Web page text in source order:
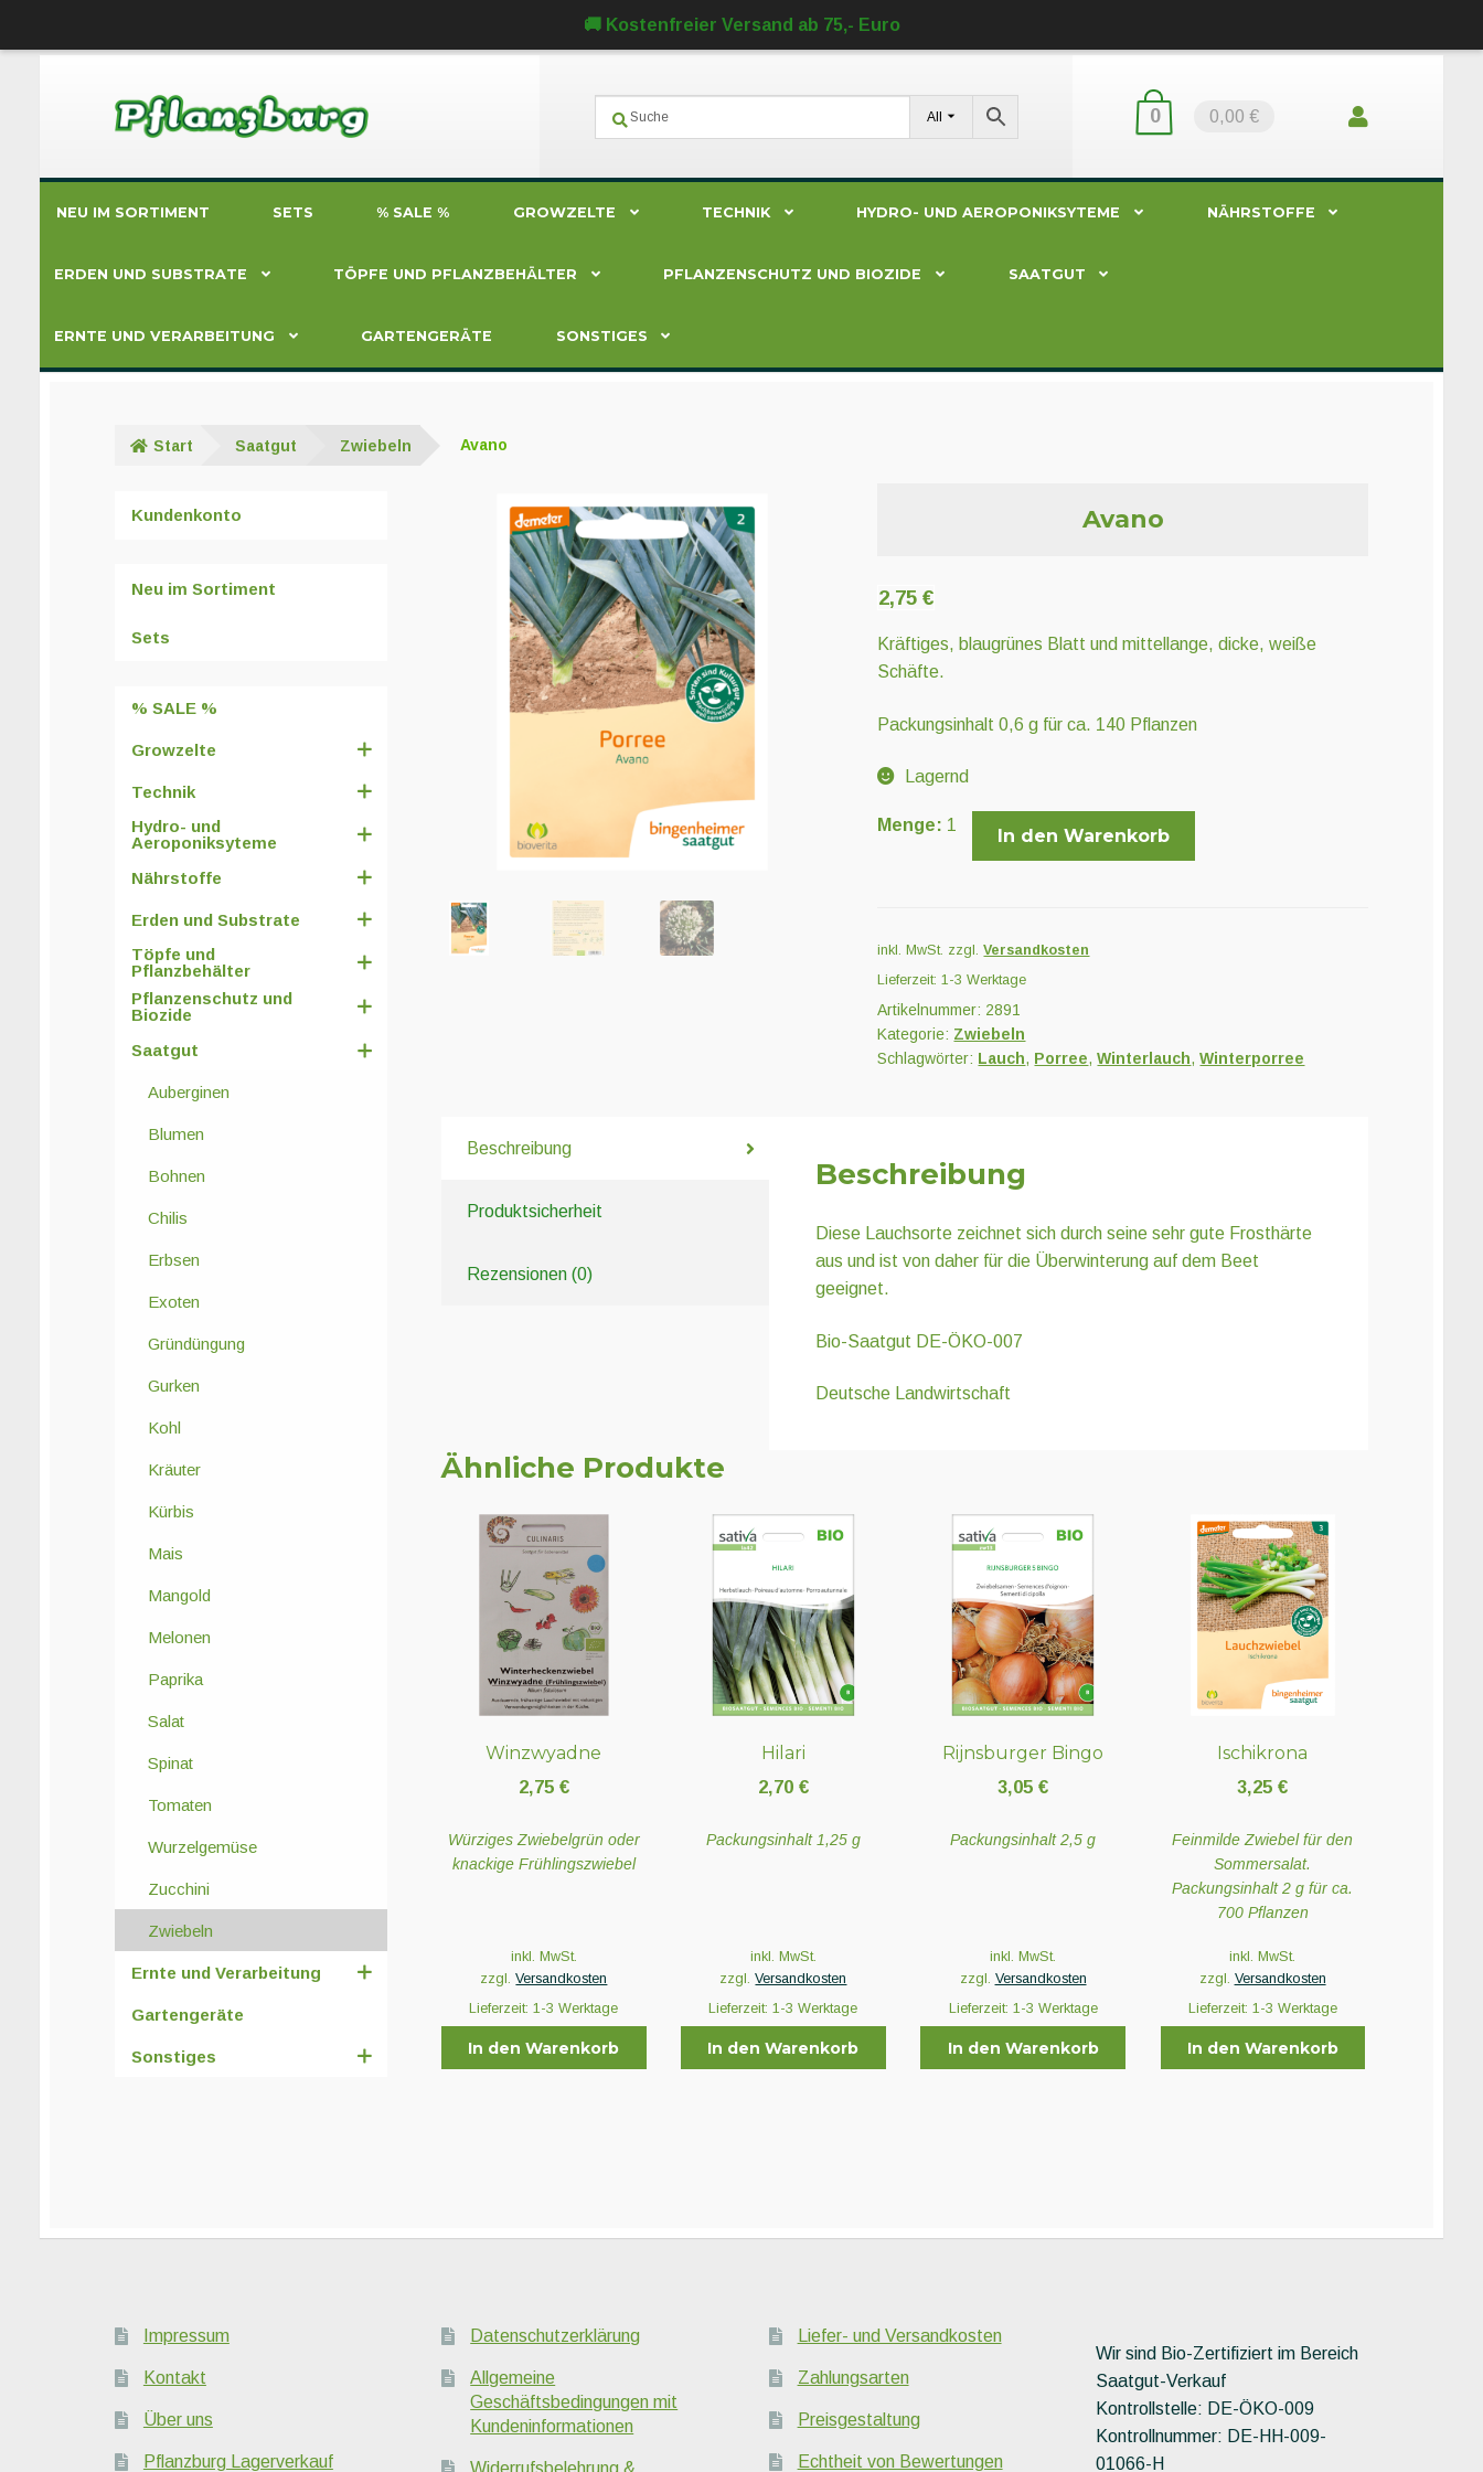
🚚 Kostenfreier Versand ab 75,- Euro
Navigation
All 0 0,00 €
NEU IM SORTIMENT SETS % SALE % GROWZELTE TECHNIK HYDRO- UND AEROPONIKSYTEME NÄHRSTOFFE
ERDEN UND SUBSTRATE TÖPFE UND PFLANZBEHÄLTER PFLANZENSCHUTZ UND BIOZIDE SAATGUT
ERNTE UND VERARBEITUNG GARTENGERÄTE SONSTIGES
Start Saatgut Zwiebeln Avano
Avano
2,75€
Kräftiges, blaugrünes Blatt und mittellange, dicke, weiße
Schäfte.
Packungsinhalt 0,6 g für ca. 140 Pflanzen
Lagernd
Avano
Menge: 1
In den Warenkorb
inkl. MwSt. zzgl.Versandkosten
Lieferzeit:1-3 Werktage
Artikelnummer: 2891
Kategorie: Zwiebeln
Schlagwörter: Lauch, Porree,Winterlauch,Winterporree
Beschreibung
Produktsicherheit
Rezensionen (0)
Beschreibung
Diese Lauchsorte zeichnet sich durch seine sehr gute Frosthärte
aus und ist von daher für die Überwinterung auf dem Beet
geeignet.
Bio-Saatgut DE-ÖKO-007
Deutsche Landwirtschaft
Ähnliche Produkte
Winzwyadne
2,75 €
Würziges Zwiebelgrün oder
knackige Frühlingszwiebel
inkl. MwSt.
zzgl.Versandkosten
Lieferzeit: 1-3 Werktage
In den Warenkorb
Hilari
2,70 €
Packungsinhalt 1,25 g
inkl. MwSt.
zzgl.Versandkosten
Lieferzeit: 1-3 Werktage
In den Warenkorb
Rijnsburger Bingo
3,05€
Packungsinhalt 2,5 g
inkl. MwSt.
zzgl. Versandkosten
Lieferzeit: 1-3 Werktage
In den Warenkorb
Ischikrona
3,25€
Feinmilde Zwiebel für den
Sommersalat.
Packungsinhalt 2 g für ca.
700 Pflanzen
inkl. MwSt.
zzgl. Versandkosten
Lieferzeit: 1-3 Werktage
In den Warenkorb
Kundenkonto
Neu im Sortiment
Sets
% SALE %
Growzelte
Technik
Hydro- und
Aeroponiksyteme
Nährstoffe
Erden und Substrate
Töpfe und
Pflanzbehälter
Pflanzenschutz und
Biozide
Saatgut
Auberginen
Blumen
Bohnen
Chilis
Erbsen
Exoten
Gründüngung
Gurken
Kohl
Kräuter
Kürbis
Mais
Mangold
Melonen
Paprika
Salat
Spinat
Tomaten
Wurzelgemüse
Zucchini
Zwiebeln
Ernte und Verarbeitung
Gartengeräte
Sonstiges
Impressum
Kontakt
Über uns
Pflanzburg Lagerverkauf
Datenschutzerklärung
Allgemeine
Geschäftsbedingungen mit
Kundeninformationen
Widerrufsbelehrung &
Liefer- und Versandkosten
Zahlungsarten
Preisgestaltung
Echtheit von Bewertungen
Wir sind Bio-Zertifiziert im Bereich
Saatgut-Verkauf
Kontrollstelle: DE-ÖKO-009
Kontrollnummer: DE-HH-009-
01066-H